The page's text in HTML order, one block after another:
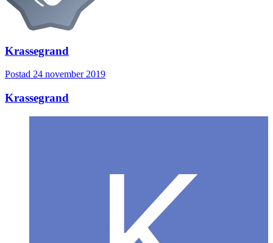
Krassegrand
Postad 24 november 2019
Krassegrand